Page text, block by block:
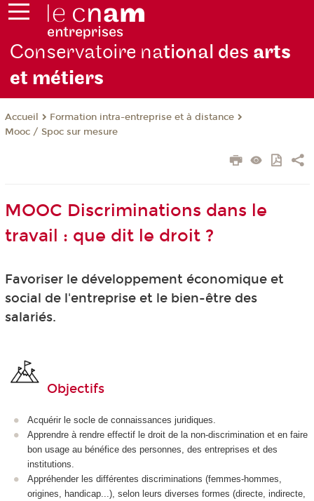
Conservatoire national des arts
et métiers
Accueil
Formation intra-entreprise et à distance
Mooc / Spoc sur mesure
MOOC Discriminations dans le
travail : que dit le droit ?
Favoriser le développement économique et
social de l'entreprise et le bien-être des
salariés.
Objectifs
Acquérir le socle de connaissances juridiques.
Apprendre à rendre effectif le droit de la non-discrimination et en faire
bon usage au bénéfice des personnes, des entreprises et des
institutions.
Appréhender les différentes discriminations (femmes-hommes,
origines, handicap...), selon leurs diverses formes (directe, indirecte,